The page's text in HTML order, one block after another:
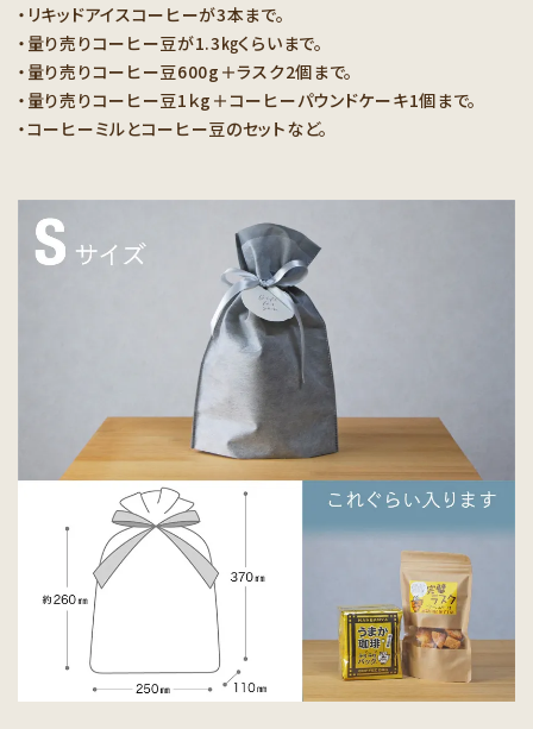
・リキッドアイスコーヒーが3本まで。
・量り売りコーヒー豆が1.3㎏くらいまで。
・量り売りコーヒー豆600g＋ラスク2個まで。
・量り売りコーヒー豆1ｋg＋コーヒーパウンドケーキ1個まで。
・コーヒーミルとコーヒー豆のセットなど。